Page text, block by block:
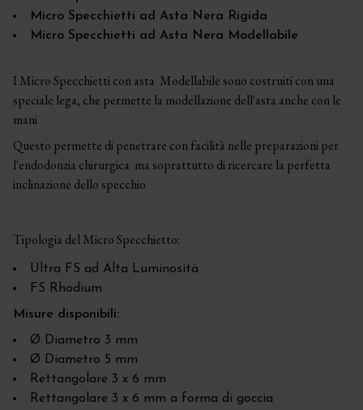
Micro Specchietti ad Asta Nera Rigida
Micro Specchietti ad Asta Nera Modellabile
I Micro Specchietti con asta Modellabile sono costruiti con una
speciale lega, che permette la modellazione dell'asta anche con le
mani
Questo permette di penetrare con facilità nelle preparazioni per
l'endodonzia chirurgica ma soprattutto di ricercare la perfetta
inclinazione dello specchio
Tipologia del Micro Specchietto:
Ultra FS ad Alta Luminosità
FS Rhodium
Misure disponibili:
Ø Diametro 3 mm
Ø Diametro 5 mm
Rettangolare 3 x 6 mm
Rettangolare 3 x 6 mm a forma di goccia